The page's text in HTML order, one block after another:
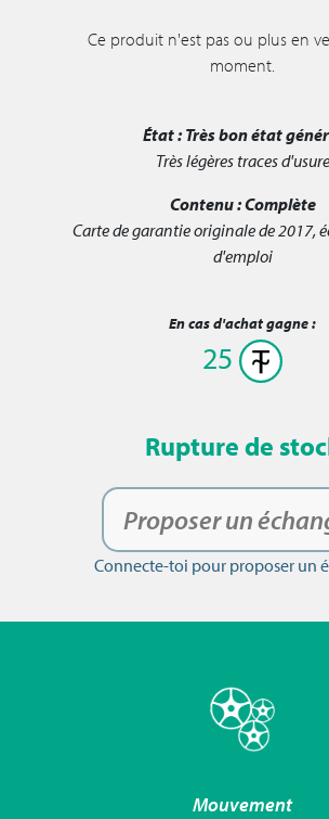
Ce produit n'est pas ou plus en
moment.
État : Très bon état
Très légères traces d'usure
Contenu :Complète
Carte de garantie originale de 2017,
d'emploi
En cas d'achat gagne :
25
Rupture de
Proposer un
Connecte-toi pour proposer un
Mouvement